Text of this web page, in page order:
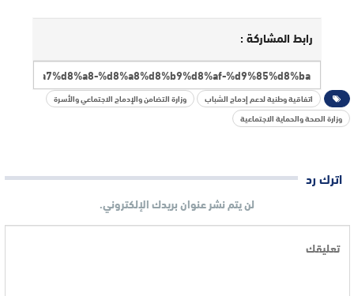
رابط المشاركة :
اتفاقية وطنية لدعم إدماج الشباب
وزارة التضامن والإدماج الاجتماعي والأسرة
وزارة الصحة والحماية الاجتماعية
اترك رد
لن يتم نشر عنوان بريدك الإلكتروني.